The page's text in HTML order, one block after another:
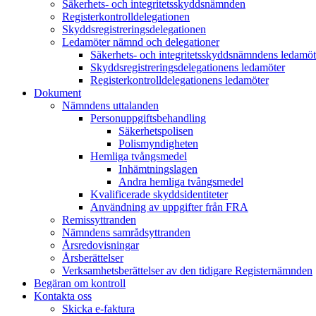
Säkerhets- och integritetsskyddsnämnden
Registerkontrolldelegationen
Skyddsregistreringsdelegationen
Ledamöter nämnd och delegationer
Säkerhets- och integritetsskyddsnämndens
Skyddsregistreringsdelegationens ledamöter
Registerkontrolldelegationens ledamöter
Dokument
Nämndens uttalanden
Personuppgiftsbehandling
Säkerhetspolisen
Polismyndigheten
Hemliga tvångsmedel
Inhämtningslagen
Andra hemliga tvångsmedel
Kvalificerade skyddsidentiteter
Användning av uppgifter från FRA
Remissyttranden
Nämndens samrådsyttranden
Årsredovisningar
Årsberättelser
Verksamhetsberättelser av den tidigare Registernämnden
Begäran om kontroll
Kontakta oss
Skicka e-faktura